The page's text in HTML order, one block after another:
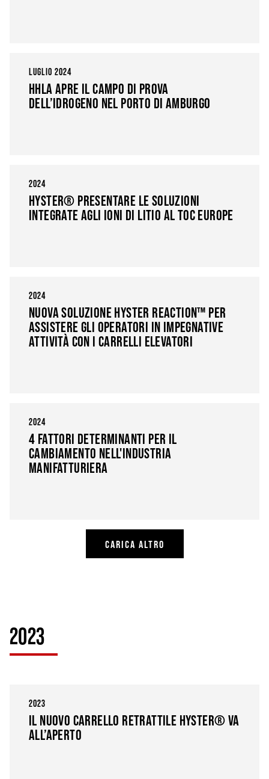
LUGLIO 2024
HHLA APRE IL CAMPO DI PROVA
DELL’IDROGENO NEL PORTO DI AMBURGO
2024
HYSTER® PRESENTARE LE SOLUZIONI
INTEGRATE AGLI IONI DI LITIO AL TOC EUROPE
2024
NUOVA SOLUZIONE HYSTER REACTION™ PER
ASSISTERE GLI OPERATORI IN IMPEGNATIVE
ATTIVITÀ CON I CARRELLI ELEVATORI
2024
4 FATTORI DETERMINANTI PER IL
CAMBIAMENTO NELL'INDUSTRIA
MANIFATTURIERA
CARICA ALTRO
2023
2023
IL NUOVO CARRELLO RETRATTILE HYSTER® VA
ALL’APERTO